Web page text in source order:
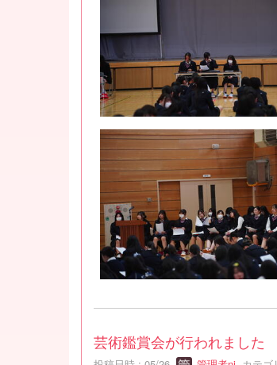
芸術鑑賞会が行われました